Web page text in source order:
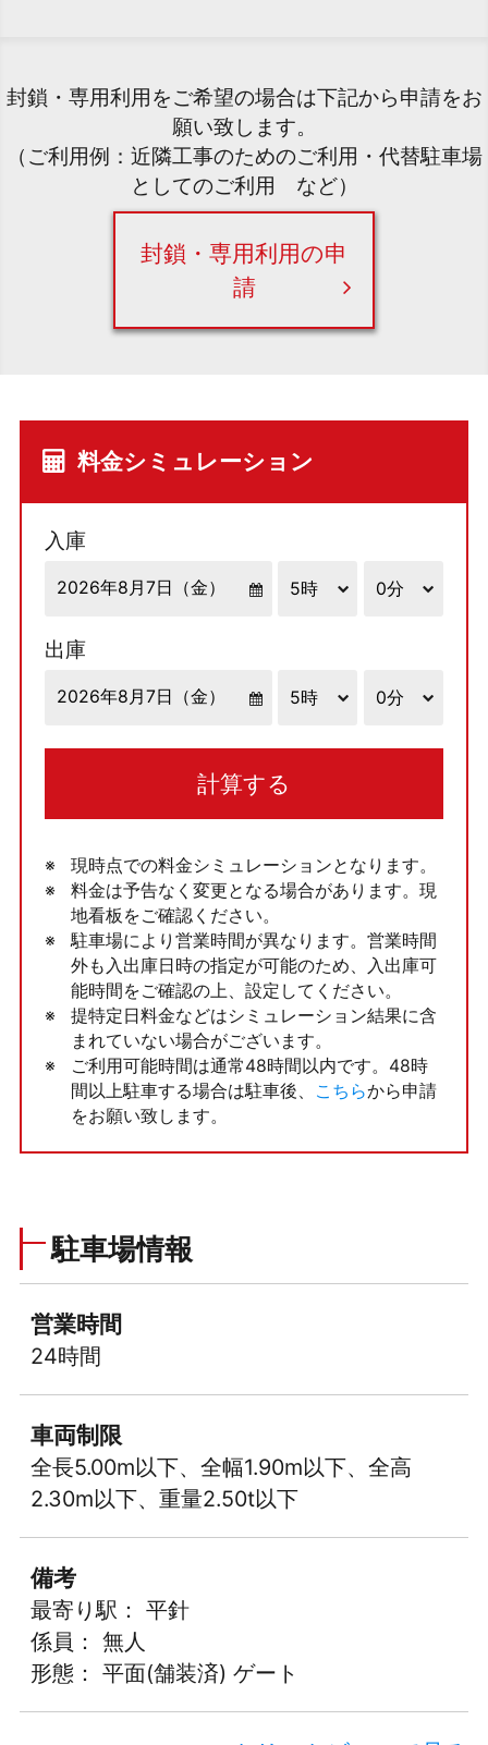
封鎖・専用利用をご希望の場合は下記から申請をお
願い致します。
（ご利用例：近隣工事のためのご利用・代替駐車場
としてのご利用 など）
封鎖・専用利用の申
請
料金シミュレーション
入庫
出庫
計算する
現時点での料金シミュレーションとなります。
料金は予告なく変更となる場合があります。現
地看板をご確認ください。
駐車場により営業時間が異なります。営業時間
外も入出庫日時の指定が可能のため、入出庫可
能時間をご確認の上、設定してください。
提特定日料金などはシミュレーション結果に含
まれていない場合がございます。
ご利用可能時間は通常48時間以内です。48時
間以上駐車する場合は駐車後、
こちらから申請
をお願い致します。
駐車場情報
営業時間
24時間
車両制限
全長5.00m以下、全幅1.90m以下、全高
2.30m以下、重量2.50t以下
備考
最寄り駅： 平針
係員： 無人
形態： 平面(舗装済) ゲート